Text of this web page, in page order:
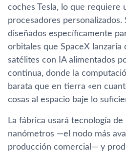
coches Tesla, lo que requiere
procesadores personalizados.
diseñados específicamente
orbitales que SpaceX lanzaría
satélites con IA alimentados
continua, donde la
barata que en tierra «en
cosas al espacio baje lo
La fábrica usará tecnología
nanómetros —el nodo más
producción comercial— y